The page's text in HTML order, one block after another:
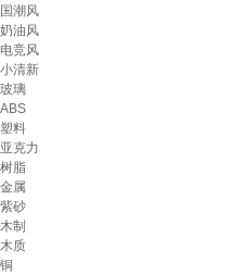
国潮风
奶油风
电竞风
小清新
玻璃
ABS
塑料
亚克力
树脂
金属
紫砂
木制
木质
铜